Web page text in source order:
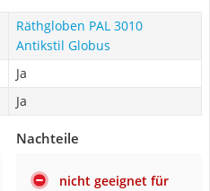
Räthgloben PAL 3010
Antikstil Globus
Ja
Ja
Nachteile
nicht geeignet für